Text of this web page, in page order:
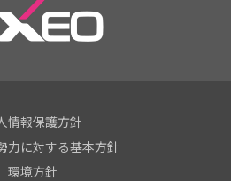
情報保護方針
力に対する基本方針
環境方針